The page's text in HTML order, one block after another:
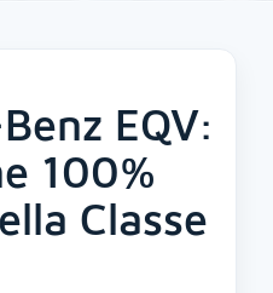
EQV:
100%
Classe